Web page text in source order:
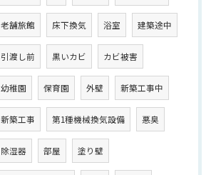
老舗旅館 床下換気 浴室 建築途中
引渡し前 黒いカビ カビ被害
幼稚園 保育園 外壁 新築工事中
新築工事 第1種機械換気設備 悪臭
除湿器 部屋 塗り壁